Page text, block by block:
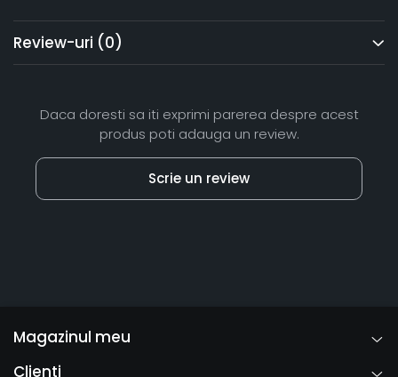
Review-uri (0)
Daca doresti sa iti exprimi parerea despre acest
produs poti adauga un review.
Scrie un review
Magazinul meu
Clienti